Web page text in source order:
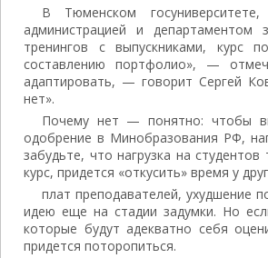
В Тюменском
администрацией и департаментом
тренингов с выпускниками, курс
составлению портфолио», —
адаптировать, — говорит Сергей
нет».
Почему нет — понятно: чтобы
одобрение в Минобразования РФ,
забудьте, что нагрузка на
курс, придется «откусить» время у
плат преподавателей, ухудшение
идею еще на стадии задумки. Но
которые будут адекватно себя
придется поторопиться.